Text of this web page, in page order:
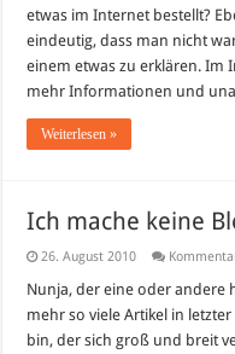
etwas im Internet bestellt?
eindeutig, dass man nicht
einem etwas zu erklären. Im
mehr Informationen und
Weiterlesen »
Ich mache keine
26. August 2010
Nunja, der eine oder andere
mehr so viele Artikel in
bin, der sich groß und breit